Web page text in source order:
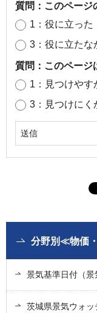
質問：このページ
1：役に立った
3：役に立たな
質問：このページ
1：見つけやす
3：見つけにく
分野別≪物価
景気基準日付（
茨城県景気ウォッ